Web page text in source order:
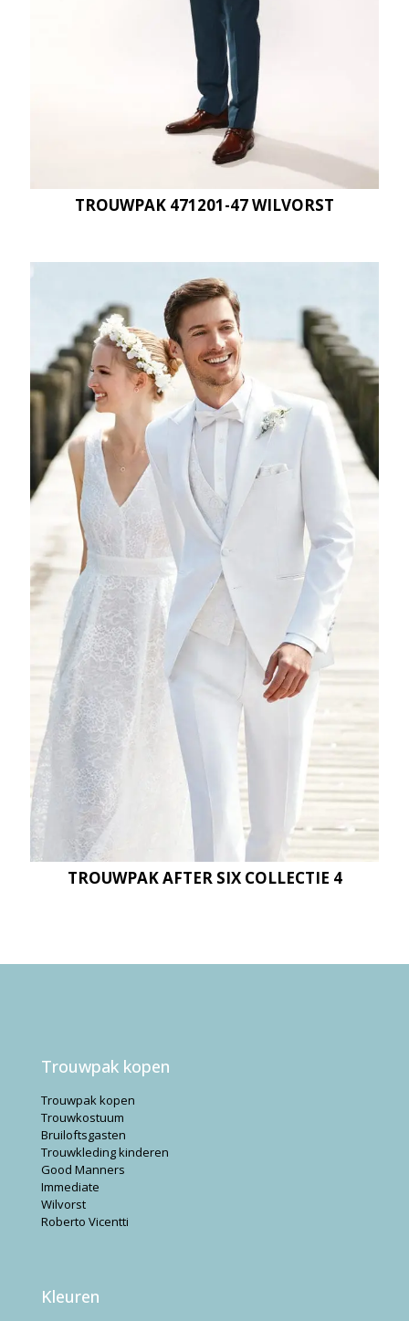
TROUWPAK 471201-47 WILVORST
TROUWPAK AFTER SIX COLLECTIE 4
Trouwpak kopen
Trouwpak kopen
Trouwkostuum
Bruiloftsgasten
Trouwkleding kinderen
Good Manners
Immediate
Wilvorst
Roberto Vicentti
Kleuren